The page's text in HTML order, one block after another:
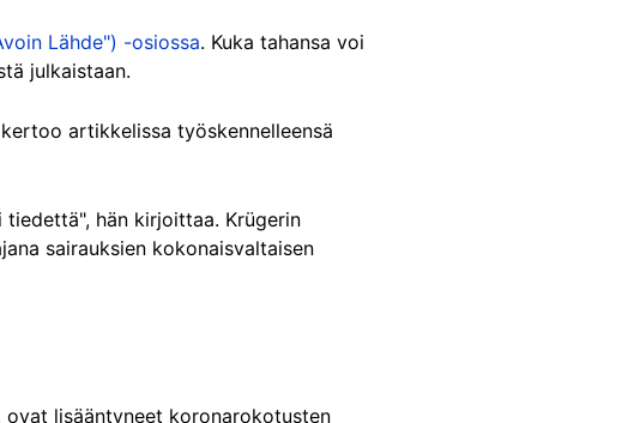
Lähde") -osiossa. Kuka tahansa voi
julkaistaan.
artikkelissa työskennelleensä
hän kirjoittaa. Krügerin
sairauksien kokonaisvaltaisen
lisääntyneet koronarokotusten